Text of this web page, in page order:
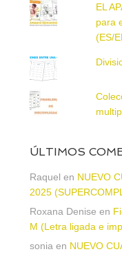
EL
para
(ES/
ÚLTIMOS
Raquel en NUEVO
2025
Roxana Denise en
M (Letra ligada e
sonia en NUEVO